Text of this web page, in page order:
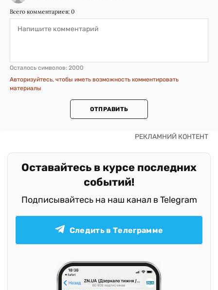
Всего комментариев: 0
Осталось символов: 2000
Авторизуйтесь, чтобы иметь возможность комментировать
материалы
ОТПРАВИТЬ
Оставайтесь в курсе последних
событий!
Подписывайтесь на наш канал в Telegram
Следить в Телеграмме